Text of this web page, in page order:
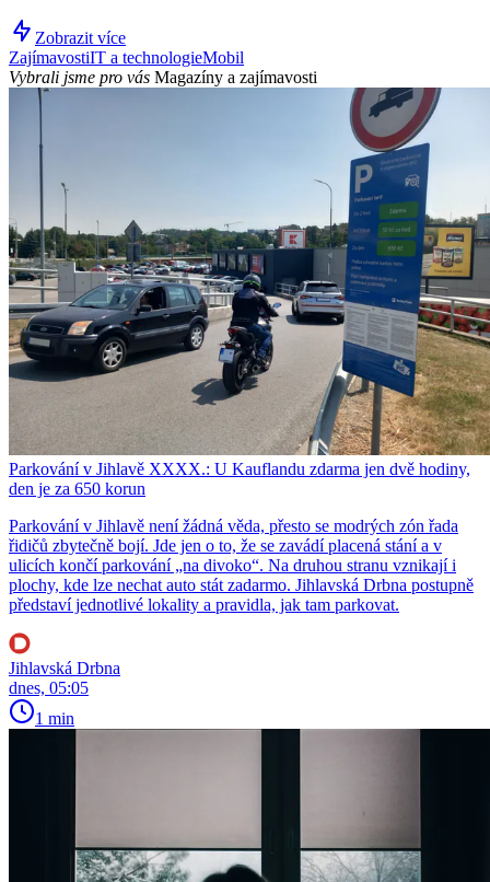
Zobrazit více
ZajímavostiIT a technologieMobil
Vybrali jsme pro vás Magazíny a zajímavosti
Parkování v Jihlavě XXXX.: U Kauflandu zdarma jen dvě hodiny,
den je za 650 korun
Parkování v Jihlavě není žádná věda, přesto se modrých zón řada
řidičů zbytečně bojí. Jde jen o to, že se zavádí placená stání a v
ulicích končí parkování „na divoko“. Na druhou stranu vznikají i
plochy, kde lze nechat auto stát zadarmo. Jihlavská Drbna postupně
představí jednotlivé lokality a pravidla, jak tam parkovat.
Jihlavská Drbna
dnes, 05:05
1 min